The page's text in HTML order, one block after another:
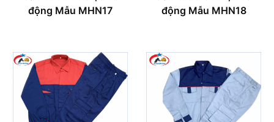
động Mẫu MHN17
động Mẫu MHN18